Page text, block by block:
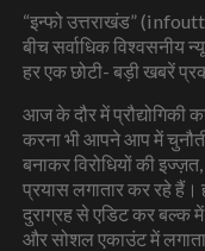
“इन्फो उत्तराखंड”
बीच सर्वाधिक विश्वसनीय
हर एक छोटी- बड़ी खबरें
आज के दौर में प्रौद्योगिकी
करना भी आपने आप में
बनाकर विरोधियों की
प्रयास लगातार कर रहे हैं।
दुराग्रह से एडिट कर बल्क
और सोशल एकाउंट में